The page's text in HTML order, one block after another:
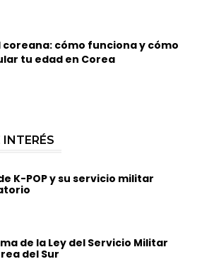
coreana: cómo funciona y cómo
tu edad en Corea
K-POP y su servicio militar
de la Ley del Servicio Militar
del Sur